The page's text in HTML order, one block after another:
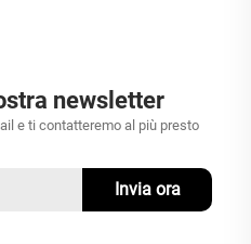
newsletter
e ti contatteremo al più presto
Invia ora